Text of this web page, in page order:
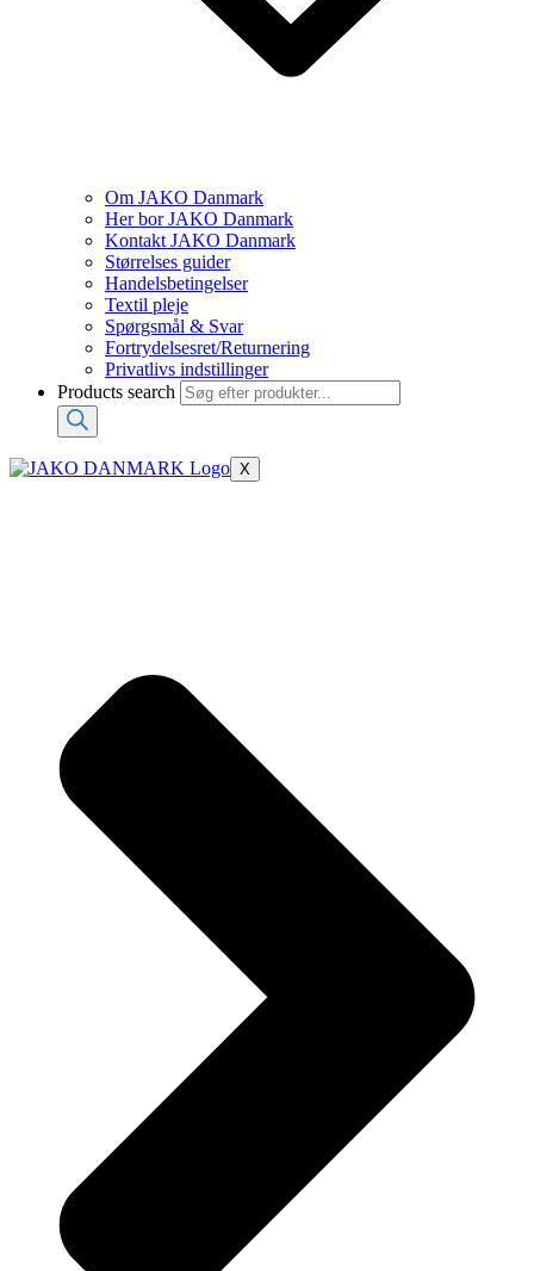
Om JAKO Danmark
Her bor JAKO Danmark
Kontakt JAKO Danmark
Størrelses guider
Handelsbetingelser
Textil pleje
Spørgsmål & Svar
Fortrydelsesret/Returnering
Privatlivs indstillinger
Products search
X